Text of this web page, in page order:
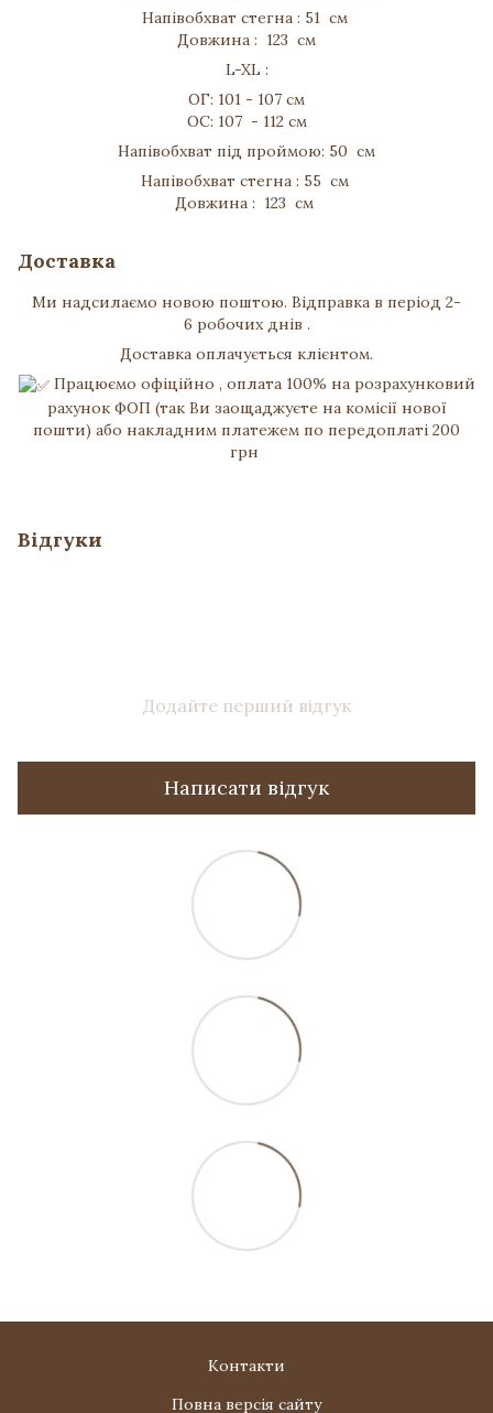
Напівобхват стегна : 51 см
Довжина : 123 см
L-XL :
ОГ: 101 - 107 см
ОС: 107 - 112 см
Напівобхват під проймою: 50 см
Напівобхват стегна : 55 см
Довжина : 123 см
Доставка
Ми надсилаємо новою поштою. Відправка в період 2-
6 робочих днів .
Доставка оплачується клієнтом.
Працюємо офіційно , оплата 100% на розрахунковий
рахунок ФОП (так Ви заощаджуєте на комісії нової
пошти) або накладним платежем по передоплаті 200
грн
Відгуки
Додайте перший відгук
Написати відгук
Контакти
Повна версія сайту